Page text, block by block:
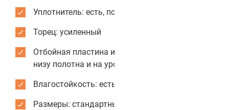
Уплотнитель: есть, по периметру коробки
Торец: усиленный
Отбойная пластина из нержавеющей стали: по
низу полотна и на уровне рук
Влагостойкость: есть
Размеры: стандартные или индивидуальные